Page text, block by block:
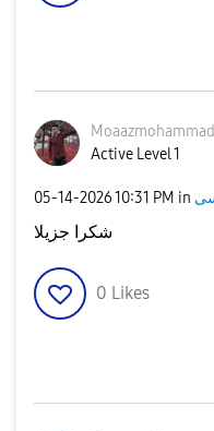
Moaazmohammad
Active Level 1
‎05-14-202610:31 PM in
شكرا جزيلا
0 Likes